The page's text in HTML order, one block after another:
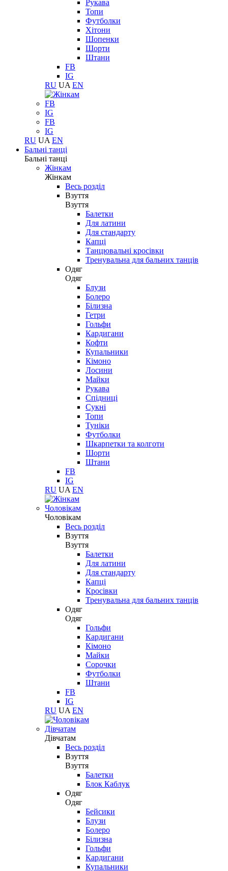
Рукава
Топи
Футболки
Хітони
Шопенки
Шорти
Штани
FB
IG
RU UA EN
FB
IG
FB
IG
RU UA EN
Бальні танці
Бальні танці
Жінкам
Жінкам
Весь розділ
Взуття
Взуття
Балетки
Для латини
Для стандарту
Капці
Танцювальні кросівки
Тренувальна для бальних танців
Одяг
Одяг
Блузи
Болеро
Білизна
Гетри
Гольфи
Кардигани
Кофти
Купальники
Кімоно
Лосини
Майки
Рукава
Спідниці
Сукні
Топи
Туніки
Футболки
Шкарпетки та колготи
Шорти
Штани
FB
IG
RU UA EN
Чоловікам
Чоловікам
Весь розділ
Взуття
Взуття
Балетки
Для латини
Для стандарту
Капці
Кросівки
Тренувальна для бальних танців
Одяг
Одяг
Гольфи
Кардигани
Кімоно
Майки
Сорочки
Футболки
Штани
FB
IG
RU UA EN
Дівчатам
Дівчатам
Весь розділ
Взуття
Взуття
Балетки
Блок Каблук
Одяг
Одяг
Бейсики
Блузи
Болеро
Білизна
Гольфи
Кардигани
Купальники